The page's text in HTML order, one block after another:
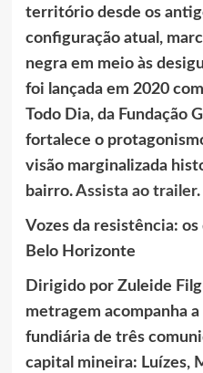
território desde os
configuração atual,
negra em meio às
foi lançada em 2020
Todo Dia, da Fundação
fortalece o
visão marginalizada
bairro.Assista ao trailer.
Vozes da resistência:
Belo Horizonte
Dirigido por Zuleide
metragem acompanha
fundiária de três
capital mineira: Luízes,